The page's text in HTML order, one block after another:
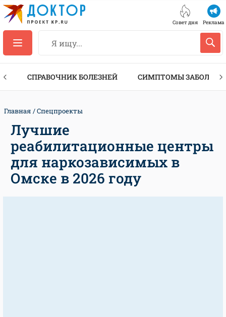
Совет дня Реклама
СПРАВОЧНИК БОЛЕЗНЕЙ СИМПТОМЫ
Главная Спецпроекты
Лучшие
реабилитационные центры
для наркозависимых в
Омске в 2026 году